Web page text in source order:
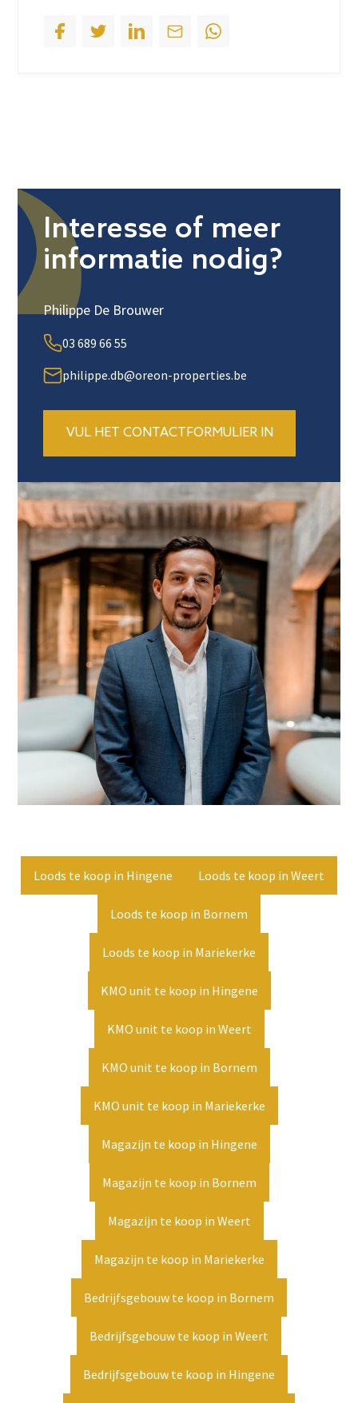
Interesse of meer
informatie nodig?
Philippe De Brouwer
03 689 66 55
philippe.db@oreon-properties.be
VUL HET CONTACTFORMULIER IN
Loods te koop in Hingene Loods te koop in Weert
Loods te koop in Bornem
Loods te koop in Mariekerke
KMO unit te koop in Hingene
KMO unit te koop in Weert
KMO unit te koop in Bornem
KMO unit te koop in Mariekerke
Magazijn te koop in Hingene
Magazijn te koop in Bornem
Magazijn te koop in Weert
Magazijn te koop in Mariekerke
Bedrijfsgebouw te koop in Bornem
Bedrijfsgebouw te koop in Weert
Bedrijfsgebouw te koop in Hingene